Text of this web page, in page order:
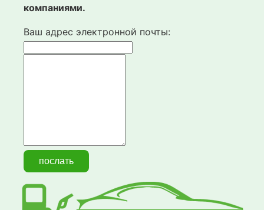
компаниями.
Ваш адрес электронной почты: